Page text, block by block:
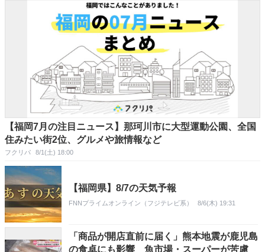
【福岡7月の注目ニュース】那珂川市に大型運動公園、全国
住みたい街2位、グルメや旅情報など
フクリパ 8/1(土) 18:00
【福岡県】8/7の天気予報
FNNプライムオンライン（フジテレビ系） 8/6(木) 19:31
「商品が開店直前に届く」熊本地震が鹿児島
の食卓にも影響 魚市場・スーパーが苦慮